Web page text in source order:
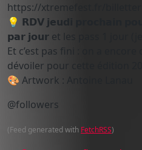
https://xtremefest.fr/
💡 𝗥𝗗𝗩 𝗷𝗲𝘂𝗱𝗶 𝗽𝗿𝗼𝗰𝗵𝗮𝗶𝗻
𝗽𝗮𝗿 𝗷𝗼𝘂𝗿 et les pass 1 jour
Et c’est pas fini : on a encore
dévoiler pour cette édition
🎨 Artwork : Antoine Lanau
@followers
(Feed generated with FetchRSS)